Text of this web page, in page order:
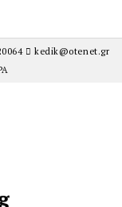
kedik@otenet.gr